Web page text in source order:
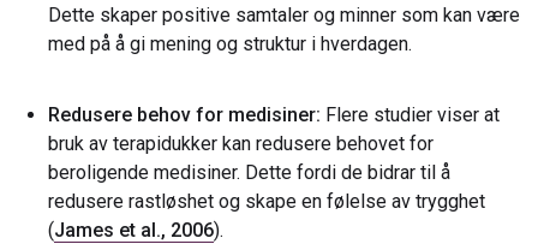
Dette skaper positive samtaler og minner som kan være
med på å gi mening og struktur i hverdagen.
Redusere behov for medisiner: Flere studier viser at
bruk av terapidukker kan redusere behovet for
beroligende medisiner. Dette fordi de bidrar til å
redusere rastløshet og skape en følelse av trygghet
(James et al., 2006).